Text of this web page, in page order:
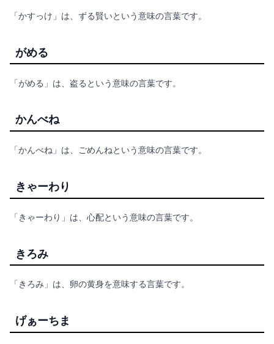
「かすっけ」は、ずる賢いという意味の言葉です。
がめる
「がめる」は、盗るという意味の言葉です。
かんべね
「かんべね」は、ごめんねという意味の言葉です。
きゃーわり
「きゃーわり」は、心配という意味の言葉です。
きろみ
「きろみ」は、卵の黄身を意味する言葉です。
げぁーちま